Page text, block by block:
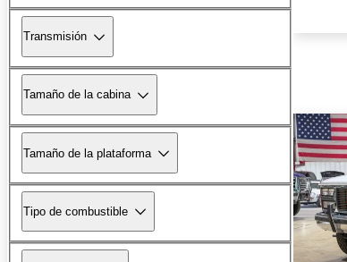
Transmisión
Tamaño de la cabina
Tamaño de la plataforma
Tipo de combustible